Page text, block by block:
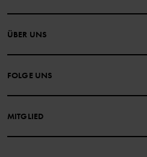
NIMM KONTAKT ZU UNS AUF
HÄUFIG GESTELLTE FRAGEN
DATENSCHUTZRICHTLINIE
ÜBER UNS
FOLGE UNS
MITGLIED